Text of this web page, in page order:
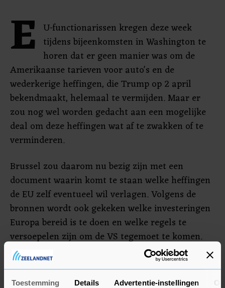
Toestemming Details Advertentie-instellingen
E U-functionarissen kregen deze week
tijdens bijeenkomsten in Washington te
horen dat er geen manier was om de
Amerikaanse tarieven voor auto's en de
wederkerige heffingen, die Trump op 2 april
bekendmaakt, helemaal te vermijden. Maar er
zou nog wel worden gedacht aan een mogelijke
deal om deze heffingen wat af te zwakken of te
verminderen.
Brussel zou daarom nu bezig zijn met een
document waarin komt te staan welke heffingen
de EU zelf eventueel wil verlagen. Volgens de
bronnen wordt ook gekeken welke investeringen
Europa bereid is te doen en welke regels te
versoepelen zijn om de VS tegemoet te komen.
Een woordvoerder van de Europese Commissie
weigerde tegenover Bloomberg commentaar te
geven.